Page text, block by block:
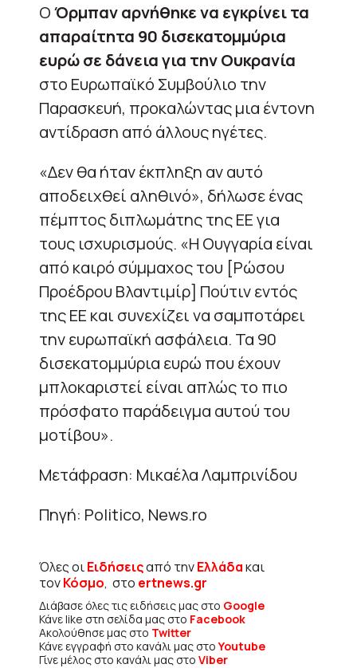
ΟΌρμπαν αρνήθηκε να εγκρίνει τα
απαραίτητα 90 δισεκατομμύρια
ευρώ σε δάνεια για την Ουκρανία
στο Ευρωπαϊκό Συμβούλιο την
Παρασκευή, προκαλώντας μια έντονη
αντίδραση από άλλους ηγέτες.
«Δεν θα ήταν έκπληξη αν αυτό
αποδειχθεί αληθινό», δήλωσε ένας
πέμπτος διπλωμάτης της ΕΕ για
τους ισχυρισμούς. «Η Ουγγαρία είναι
από καιρό σύμμαχος του [Ρώσου
Προέδρου Βλαντιμίρ] Πούτιν εντός
της ΕΕ και συνεχίζει να σαμποτάρει
την ευρωπαϊκή ασφάλεια. Τα 90
δισεκατομμύρια ευρώ που έχουν
μπλοκαριστεί είναι απλώς το πιο
πρόσφατο παράδειγμα αυτού του
μοτίβου».
Μετάφραση: Μικαέλα Λαμπρινίδου
Πηγή: Politico, News.ro
Όλες οιΕιδήσειςαπό τηνΕλλάδακαι
τονΚόσμο, στο ertnews.gr
Διάβασε όλες τις ειδήσεις μας στο Google
Κάνε like στη σελίδα μας στο Facebook
Ακολούθησε μας στο Twitter
Κάνε εγγραφή στο κανάλι μας στοYoutube
Γίνε μέλος στο κανάλι μας στο Viber